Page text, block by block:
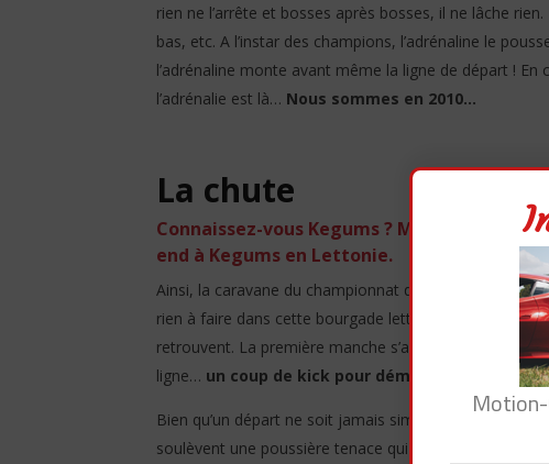
rien ne l’arrête et bosses après bosses, il ne lâche
bas, etc. A l’instar des champions, l’adrénaline le
l’adrénaline monte avant même la ligne de départ !
l’adrénalie est là… Nous sommes en 2010…
La chute
Connaissez-vous Kegums ? Moi non plus,
end à Kegums en Lettonie.
Ainsi, la caravane du championnat du monde de MX2
rien à faire dans cette bourgade lettone, absolument
retrouvent. La première manche s’annonce. Axel met
ligne… un coup de kick pour démarrer la KTM .
Bien qu’un départ ne soit jamais simple, il essore la
soulèvent une poussière tenace qui donne des allures